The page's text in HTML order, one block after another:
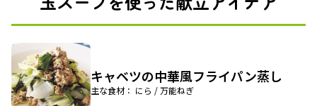
キャベツの中華風フライパン蒸し
主な食材： にら / 万能ねぎ